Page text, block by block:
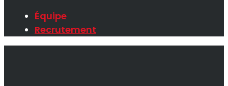
Équipe
Recrutement